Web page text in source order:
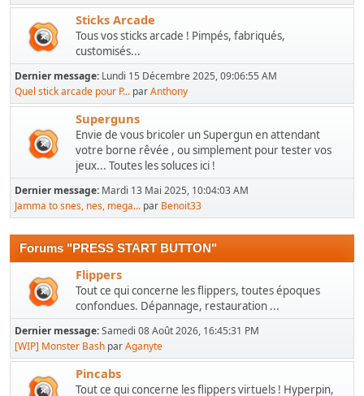
Sticks Arcade
Tous vos sticks arcade ! Pimpés, fabriqués,
customisés...
Dernier message: Lundi 15 Décembre 2025, 09:06:55 AM
Quel stick arcade pour P... parAnthony
Superguns
Envie de vous bricoler un Supergun en attendant
votre borne rêvée , ou simplement pour tester vos
jeux... Toutes les soluces ici !
Dernier message: Mardi 13 Mai 2025, 10:04:03 AM
Jamma to snes, nes, mega... par Benoit33
Forums "PRESS START BUTTON"
Flippers
Tout ce qui concerne les flippers, toutes époques
confondues. Dépannage, restauration ...
Dernier message:Samedi 08 Août 2026, 16:45:31 PM
[WIP] Monster Bash parAganyte
Pincabs
Tout ce qui concerne les flippers virtuels ! Hyperpin,